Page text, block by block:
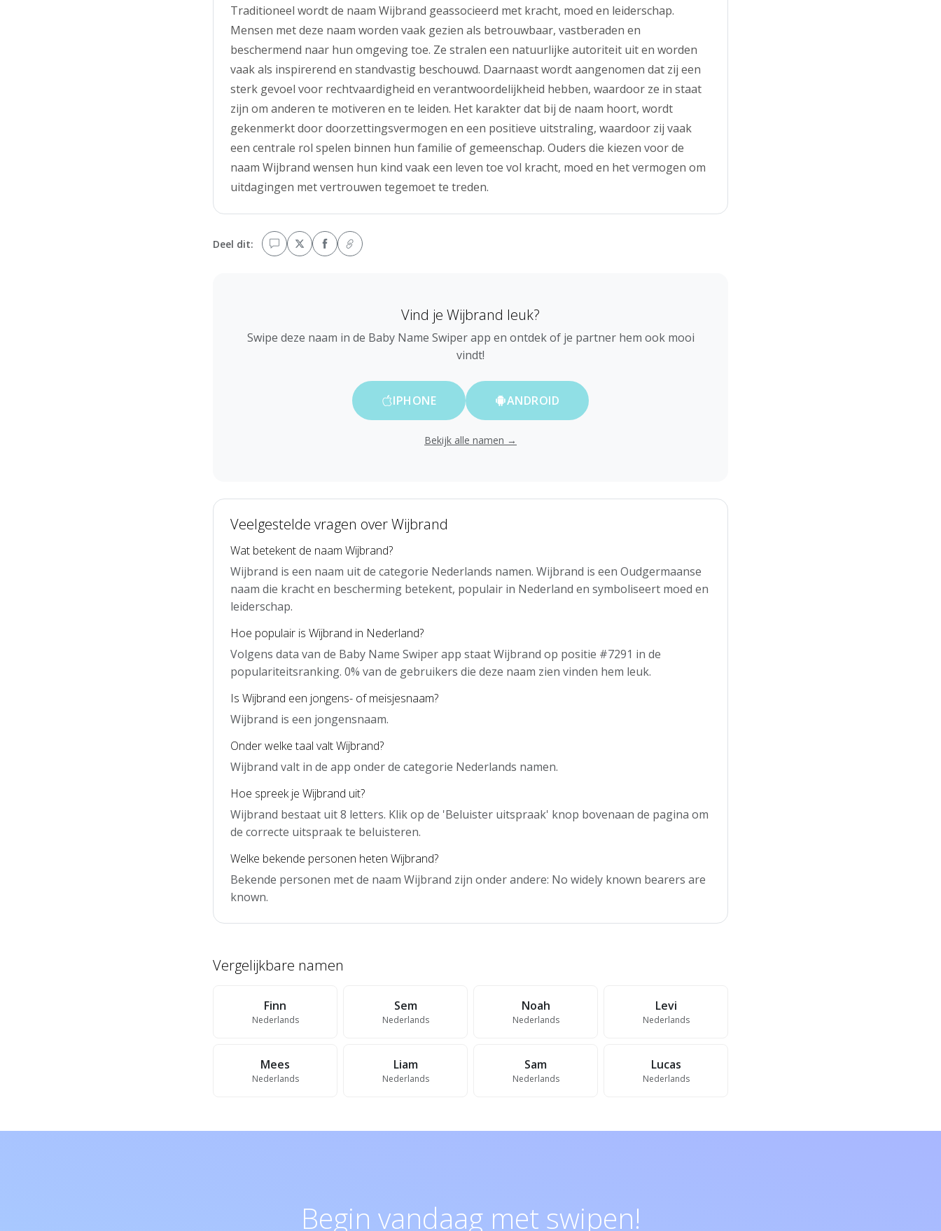
Traditioneel wordt de naam Wijbrand geassocieerd met kracht, moed en leiderschap.
Mensen met deze naam worden vaak gezien als betrouwbaar, vastberaden en
beschermend naar hun omgeving toe. Ze stralen een natuurlijke autoriteit uit en worden
vaak als inspirerend en standvastig beschouwd. Daarnaast wordt aangenomen dat zij een
sterk gevoel voor rechtvaardigheid en verantwoordelijkheid hebben, waardoor ze in staat
zijn om anderen te motiveren en te leiden. Het karakter dat bij de naam hoort, wordt
gekenmerkt door doorzettingsvermogen en een positieve uitstraling, waardoor zij vaak
een centrale rol spelen binnen hun familie of gemeenschap. Ouders die kiezen voor de
naam Wijbrand wensen hun kind vaak een leven toe vol kracht, moed en het vermogen om
uitdagingen met vertrouwen tegemoet te treden.
Deel dit:
Vind je Wijbrand leuk?
Swipe deze naam in de Baby Name Swiper app en ontdek of je partner hem ook mooi
vindt!
IPHONE ANDROID
Bekijk alle namen →
Veelgestelde vragen over Wijbrand
Wat betekent de naam Wijbrand?
Wijbrand is een naam uit de categorie Nederlands namen. Wijbrand is een Oudgermaanse
naam die kracht en bescherming betekent, populair in Nederland en symboliseert moed en
leiderschap.
Hoe populair is Wijbrand in Nederland?
Volgens data van de Baby Name Swiper app staat Wijbrand op positie #7291 in de
populariteitsranking. 0% van de gebruikers die deze naam zien vinden hem leuk.
Is Wijbrand een jongens- of meisjesnaam?
Wijbrand is een jongensnaam.
Onder welke taal valt Wijbrand?
Wijbrand valt in de app onder de categorie Nederlands namen.
Hoe spreek je Wijbrand uit?
Wijbrand bestaat uit 8 letters. Klik op de 'Beluister uitspraak' knop bovenaan de pagina om
de correcte uitspraak te beluisteren.
Welke bekende personen heten Wijbrand?
Bekende personen met de naam Wijbrand zijn onder andere: No widely known bearers are
known.
Vergelijkbare namen
Finn
Nederlands
Sem
Nederlands
Noah
Nederlands
Levi
Nederlands
Mees
Nederlands
Liam
Nederlands
Sam
Nederlands
Lucas
Nederlands
Begin vandaag met swipen!